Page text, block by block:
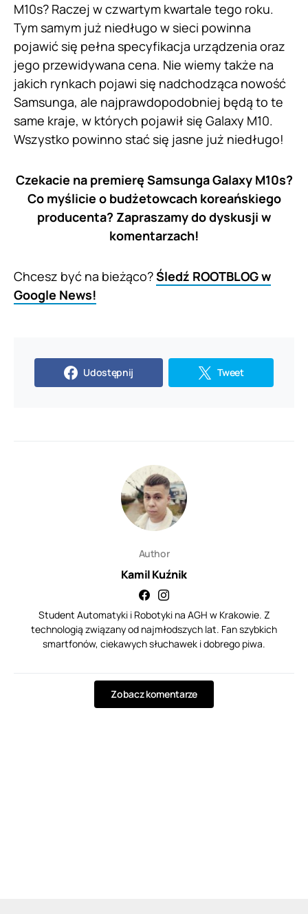
M10s? Raczej w czwartym kwartale tego roku.
Tym samym już niedługo w sieci powinna
pojawić się pełna specyfikacja urządzenia oraz
jego przewidywana cena. Nie wiemy także na
jakich rynkach pojawi się nadchodząca nowość
Samsunga, ale najprawdopodobniej będą to te
same kraje, w których pojawił się Galaxy M10.
Wszystko powinno stać się jasne już niedługo!
Czekacie na premierę Samsunga Galaxy M10s?
Co myślicie o budżetowcach koreańskiego
producenta? Zapraszamy do dyskusji w
komentarzach!
Chcesz być na bieżąco?Śledź ROOTBLOG w
Google News!
Udostępnij Tweet
Author
Kamil Kuźnik
Student Automatyki i Robotyki na AGH w Krakowie. Z
technologią związany od najmłodszych lat. Fan szybkich
smartfonów, ciekawych słuchawek i dobrego piwa.
Zobacz komentarze